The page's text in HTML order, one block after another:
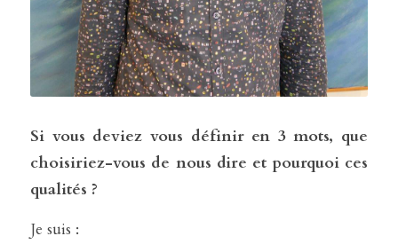
Si vous deviez vous définir en 3 mots, que
choisiriez-vous de nous dire et pourquoi ces
qualités ?
Je suis :